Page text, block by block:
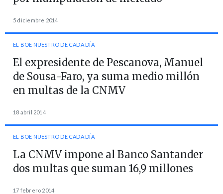
5 diciembre 2014
EL BOE NUESTRO DE CADA DÍA
El expresidente de Pescanova, Manuel
de Sousa-Faro, ya suma medio millón
en multas de la CNMV
18 abril 2014
EL BOE NUESTRO DE CADA DÍA
La CNMV impone al Banco Santander
dos multas que suman 16,9 millones
17 febrero 2014